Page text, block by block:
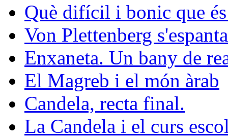
Què difícil i bonic que és
Von Plettenberg s'espanta
Enxaneta. Un bany de
El Magreb i el món àrab
Candela, recta final.
La Candela i el curs